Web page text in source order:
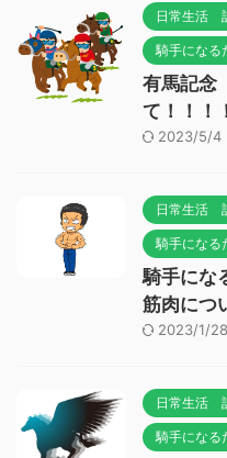
日常生活
騎手になる
有馬記念
て！！！
2023/5/4
日常生活
騎手になる
騎手に
筋肉につ
2023/1/28
日常生活
騎手になる